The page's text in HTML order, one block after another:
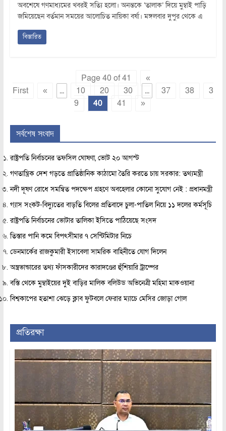
অবশেষে গণমাধ্যমের খবরই সত্যি হলো। অনন্তকে ‘তালাক’ দিয়ে মুম্বাই পাড়ি
জমিয়েছেন বর্তমান সময়ের আলোচিত নায়িকা বর্ষা। মঙ্গলবার দুপুর থেকে এ
বিস্তারিত
Page 40 of 41
«
First
« ... 10 20 30 ... 37 38
3
9
40 41 »
সর্বশেষ সংবাদ
রাষ্ট্রপতি নির্বাচনের তফসিল ঘোষণা, ভোট ২০ আগস্ট
গণতান্ত্রিক দেশ গড়তে প্রাতিষ্ঠানিক কাঠামো তৈরি করতে চায় সরকার: তথ্যমন্ত্রী
নদী দূষণ রোধে সমন্বিত পদক্ষেপ গ্রহণে অবহেলার কোনো সুযোগ নেই : প্রধানমন্ত্রী
গ্যাস সংকট-বিদ্যুতের বাড়তি বিলের প্রতিবাদে চুলা-পাতিল নিয়ে ১১ দলের কর্মসূচি
রাষ্ট্রপতি নির্বাচনের ভোটার তালিকা ইসিতে পাঠিয়েছে সংসদ
তিস্তার পানি কমে বিপৎসীমার ৭ সেন্টিমিটার নিচে
ডেনমার্কের রাজকুমারী ইসাবেলা সামরিক বাহিনীতে যোগ দিলেন
অস্ত্রভান্ডারের তথ্য ফাঁসকারীদের কারাদণ্ডের হুঁশিয়ারি ট্রাম্পের
বস্তি থেকে মুম্বাইয়ের দুই বাড়ির মালিক বলিউড অভিনেত্রী মহিমা মাকওয়ানা
বিশ্বকাপের হতাশা ঝেড়ে ক্লাব ফুটবলে ফেরার ম্যাচে মেসির জোড়া গোল
প্রতিরক্ষা